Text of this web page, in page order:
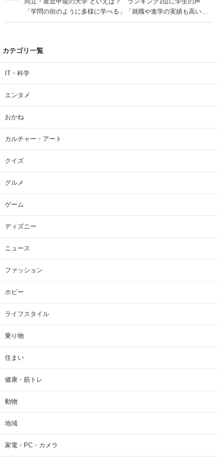
「学問の街のように多様に学べる」「就職や進学の実績も高い」
| 大学 ねとらぼリサーチ
カテゴリ一覧
IT・科学
エンタメ
おかね
カルチャー・アート
クイズ
グルメ
ゲーム
ディズニー
ニュース
ファッション
ホビー
ライフスタイル
乗り物
住まい
健康・筋トレ
動物
地域
家電・PC・カメラ